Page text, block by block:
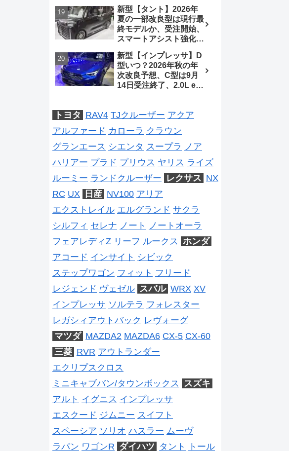
車 WxBと煌の追加に期
待、S-Zに12.3インチメ
ーター
ジは2028年以降予想
新型【タント】2026年
夏の一部改良型は現行最
終モデルか、受注開始、
スマートアシスト強化と
フルモデルチェンジ予想
【ダイハツ最新情報】
新型【インプレッサ】D
型いつ？2026年秋の年
次改良予想、C型は9月
14日受注終了、2.0L e-
予想【スバル最新情報】
トヨタ RAV4 TJクルーザー アクア
アルファード カローラ クラウン
グランエース シエンタ スープラ
ノア
ハリアー プラド プリウス ヤリス ライズ
ルーミー ランドクルーザー レクサス NX
RC UX 日産 NV100 アリア
エクストレイル エルグランド サクラ
シルフィ セレナ ノート
ノートオーラ
フェアレディZ リーフ ルークス ホンダ
アコード インサイト シビック
ステップワゴン フィット フリード
レジェンド ヴェゼル スバル WRX XV
インプレッサ ソルテラ フォレスター
レガシィアウトバック レヴォーグ
マツダ MAZDA2 MAZDA6 CX-5 CX-60
三菱 RVR アウトランダー
エクリプスクロス
ミニキャブバン/タウンボックス
スズキ
アルト イグニス インプレッサ
エスクード ジムニー スイフト
スペーシア ソリオ ハスラー ムーヴ
ラパン ワゴンR ダイハツ タント トール